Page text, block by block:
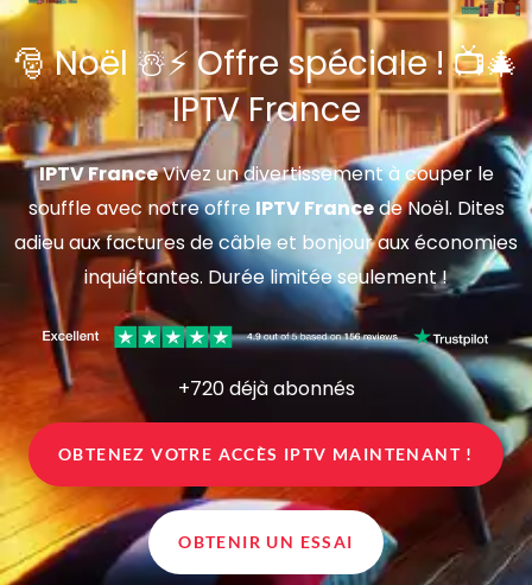
🎅 Noël ☃️⚡ Offre spéciale ! 📺🎄
IPTV France
IPTV FranceVivez un divertissement à couper le
souffle avec notre offre IPTV Francede Noël. Dites
adieu aux factures de câble et bonjour aux économies
inquiétantes. Durée limitée seulement !
+720 déjà abonnés
OBTENEZ VOTRE ACCÈS IPTV MAINTENANT !
OBTENIR UN ESSAI